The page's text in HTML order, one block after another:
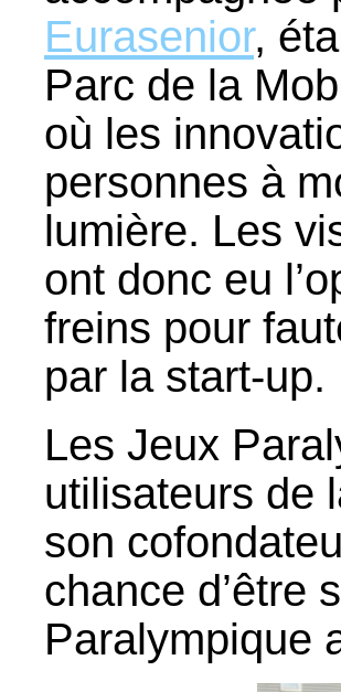
Eurasenior,
Parc de la
où les
personnes à
lumière. Les
ont donc eu
freins pour
par la start-up.
Les Jeux
utilisateurs de
son
chance d’être
Paralympique